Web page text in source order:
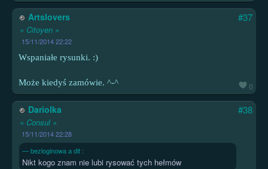
Artslovers
« Citoyen »
15/11/2014 22:22
#37
0
Wspaniałe rysunki. :)
Może kiedyś zamówie. ^-^
Dariolka
« Consul »
15/11/2014 22:28
#38
bezloginowa a dit :
Nikt kogo znam nie lubi rysować tych hełmów